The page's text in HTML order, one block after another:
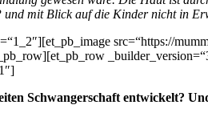
mit Blick auf die Kinder nicht in
src=“https://
Schwangerschaft entwickelt?